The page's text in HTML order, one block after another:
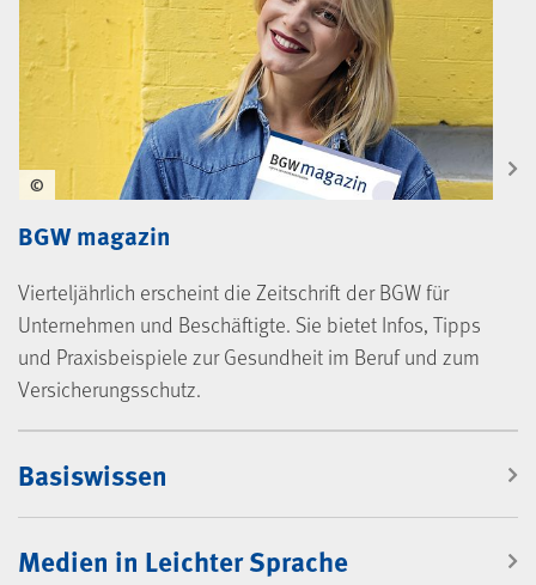
BGW magazin
Vierteljährlich erscheint die Zeitschrift der BGW für
Unternehmen und Beschäftigte. Sie bietet Infos, Tipps
und Praxisbeispiele zur Gesundheit im Beruf und zum
Versicherungsschutz.
©
Basiswissen
Medien in Leichter Sprache